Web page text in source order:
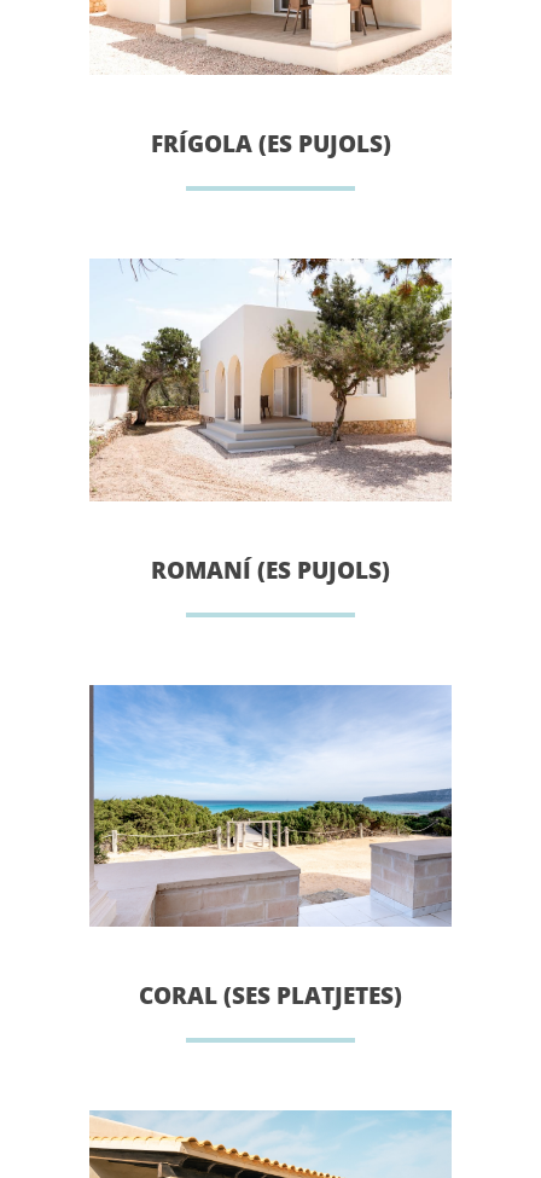
FRÍGOLA (ES PUJOLS)
ROMANÍ (ES PUJOLS)
CORAL (SES PLATJETES)